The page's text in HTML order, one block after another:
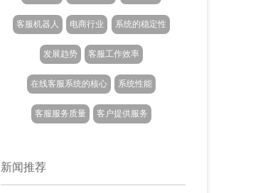
客服机器人 电商行业 系统的稳定性
发展趋势 客服工作效率
在线客服系统的核心 系统性能
客服服务质量 客户提供服务
新闻推荐